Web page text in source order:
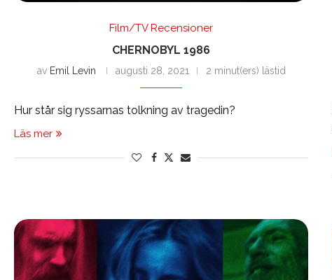
Film/TV Recensioner
CHERNOBYL 1986
av Emil Levin augusti 28, 2021 2 minut(ers) lästid
Hur står sig ryssarnas tolkning av tragedin?
Läs mer